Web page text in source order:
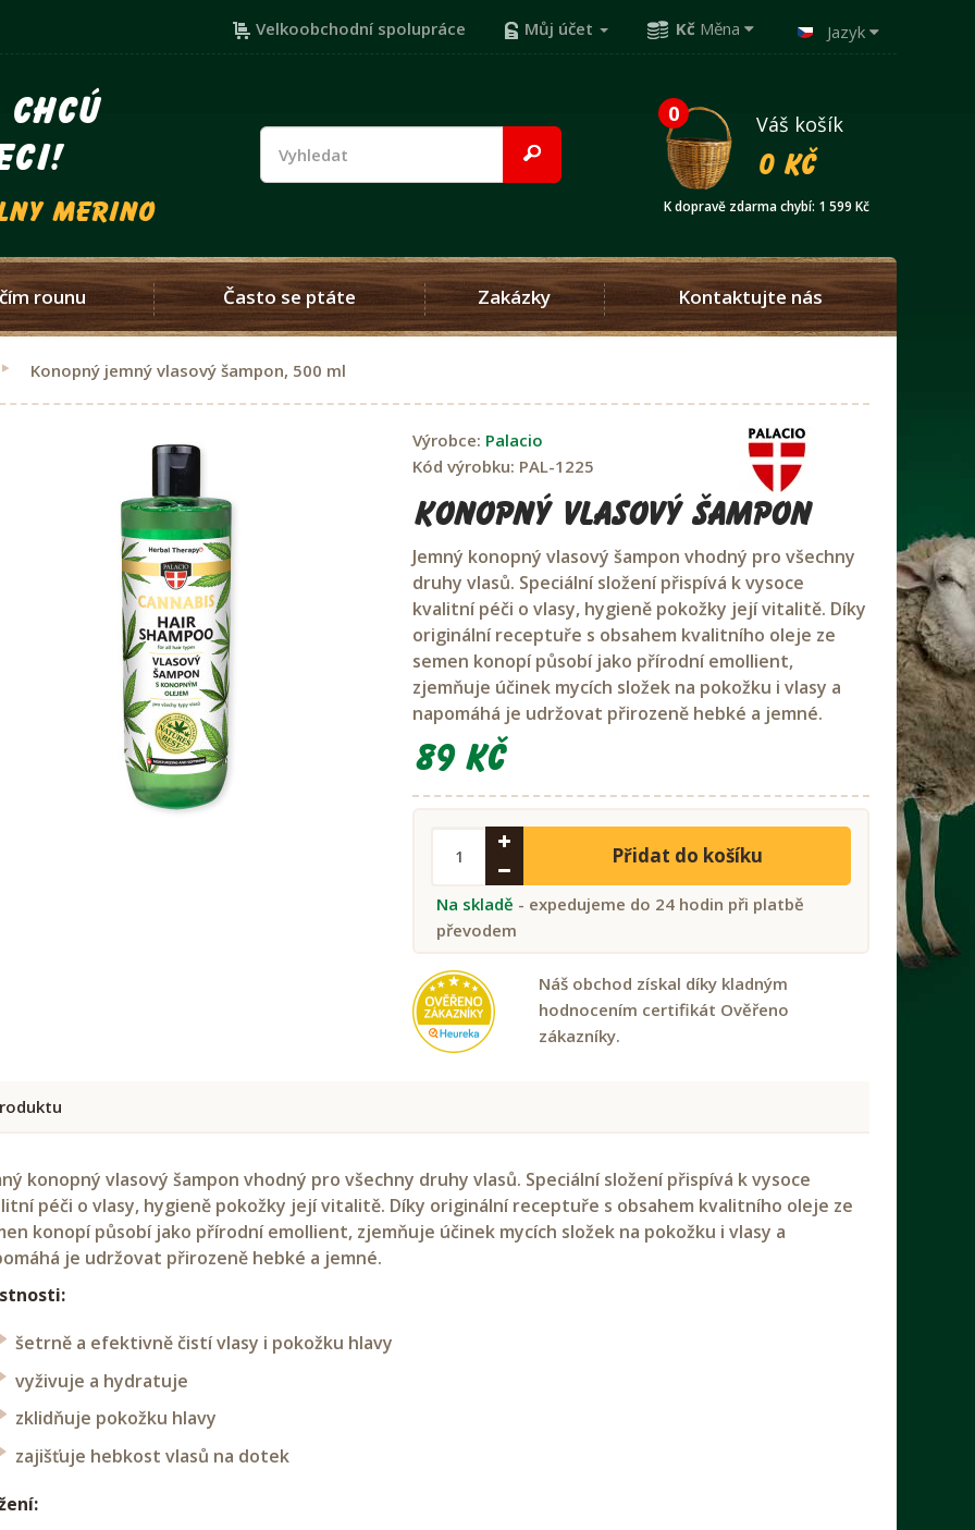
Velkoobchodní spolupráce Můj účet Kč Měna Jazyk
merino
0
Váš košík
0 Kč
K dopravě zdarma chybí: 1 599 Kč
rounu Často se ptáte Zakázky Kontaktujte nás
Konopný jemný vlasový šampon, 500 ml
Výrobce: Palacio
Kód výrobku: PAL-1225
Konopný vlasový šampon
Jemný konopný vlasový šampon vhodný pro všechny
druhy vlasů. Speciální složení přispívá k vysoce
kvalitní péči o vlasy, hygieně pokožky její vitalitě. Díky
originální receptuře s obsahem kvalitního oleje ze
semen konopí působí jako přírodní emollient,
zjemňuje účinek mycích složek na pokožku i vlasy a
napomáhá je udržovat přirozeně hebké a jemné.
89 Kč
Přidat do košíku
Na skladě - expedujeme do 24 hodin při platbě
převodem
Náš obchod získal díky kladným
hodnocením certifikát Ověřeno
zákazníky.
konopný vlasový šampon vhodný pro všechny druhy vlasů. Speciální složení přispívá k vysoce
péči o vlasy, hygieně pokožky její vitalitě. Díky originální receptuře s obsahem kvalitního oleje ze
konopí působí jako přírodní emollient, zjemňuje účinek mycích složek na pokožku i vlasy a
je udržovat přirozeně hebké a jemné.
šetrně a efektivně čistí vlasy i pokožku hlavy
vyživuje a hydratuje
zklidňuje pokožku hlavy
zajišťuje hebkost vlasů na dotek